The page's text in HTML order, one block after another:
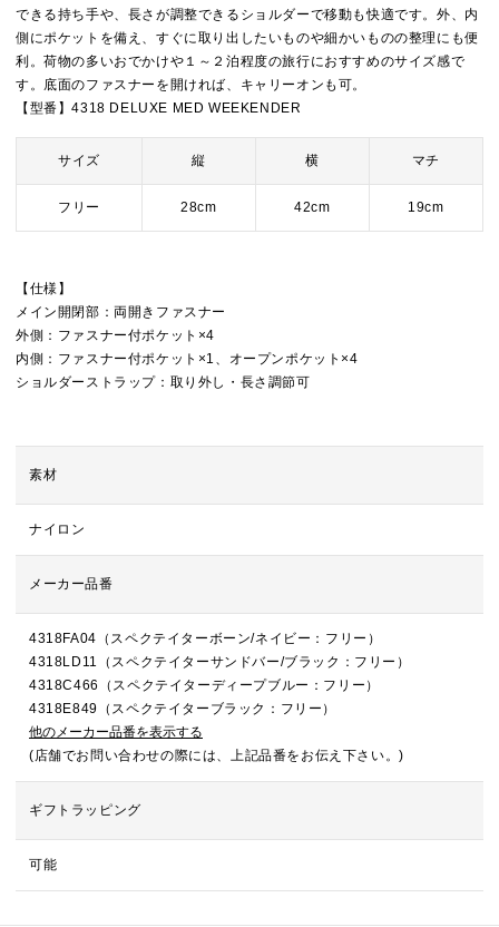
できる持ち手や、長さが調整できるショルダーで移動も快適です。外、内
側にポケットを備え、すぐに取り出したいものや細かいものの整理にも便
利。荷物の多いおでかけや１～２泊程度の旅行におすすめのサイズ感で
す。底面のファスナーを開ければ、キャリーオンも可。
【型番】4318 DELUXE MED WEEKENDER
サイズ 縦 横 マチ
フリー 28cm 42cm 19cm
【仕様】
メイン開閉部：両開きファスナー
外側：ファスナー付ポケット×4
内側：ファスナー付ポケット×1、オープンポケット×4
ショルダーストラップ：取り外し・長さ調節可
素材
ナイロン
メーカー品番
4318FA04（スペクテイターボーン/ネイビー：フリー）
4318LD11（スペクテイターサンドバー/ブラック：フリー）
4318C466（スペクテイターディープブルー：フリー）
4318E849（スペクテイターブラック：フリー）
他のメーカー品番を表示する
(店舗でお問い合わせの際には、上記品番をお伝え下さい。)
ギフトラッピング
可能